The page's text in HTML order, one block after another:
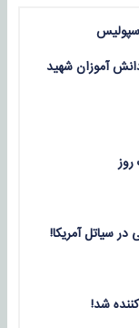
دانش آموزان شهید
سیاتل آمریکا!
شد!